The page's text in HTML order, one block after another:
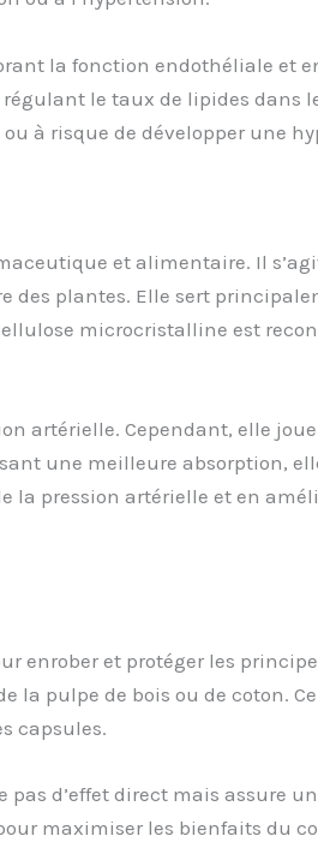
la fonction endothéliale et
le taux de lipides dans
à risque de développer une
et alimentaire. Il
des plantes. Elle sert
microcristalline est
artérielle. Cependant, elle
une meilleure absorption,
la pression artérielle et en
enrober et protéger les
pulpe de bois ou de coton.
capsules.
d’effet direct mais assure
maximiser les bienfaits du